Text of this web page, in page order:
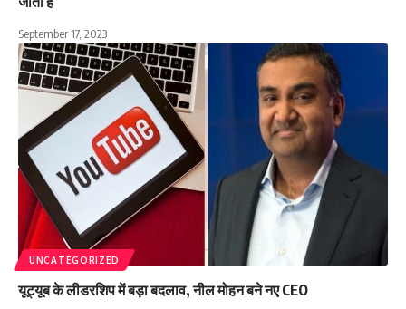
September 17, 2023
UNCATEGORIZED
यूट्यूब के लीडरशिप में बड़ा बदलाव, नील मोहन बने नए CEO